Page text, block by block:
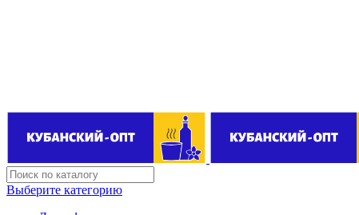
Выберите категорию